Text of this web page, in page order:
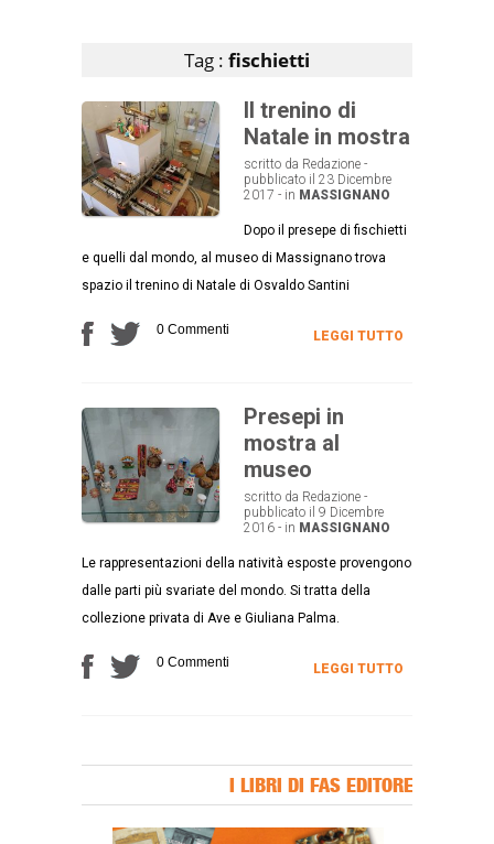
Tag : fischietti
Il trenino di
Natale in mostra
scritto da Redazione -
pubblicato il 23 Dicembre
2017 - in MASSIGNANO
Dopo il presepe di fischietti
e quelli dal mondo, al museo di Massignano trova
spazio il trenino di Natale di Osvaldo Santini
0 Commenti LEGGI TUTTO
Presepi in
mostra al
museo
scritto da Redazione -
pubblicato il 9 Dicembre
2016 - in MASSIGNANO
Le rappresentazioni della natività esposte provengono
dalle parti più svariate del mondo. Si tratta della
collezione privata di Ave e Giuliana Palma.
0 Commenti LEGGI TUTTO
I LIBRI DI FAS EDITORE